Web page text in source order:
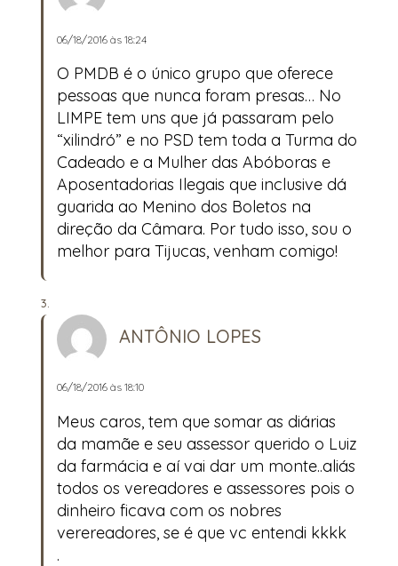
06/18/2016 às 18:24
O PMDB é o único grupo que oferece
pessoas que nunca foram presas… No
LIMPE tem uns que já passaram pelo
“xilindró” e no PSD tem toda a Turma do
Cadeado e a Mulher das Abóboras e
Aposentadorias Ilegais que inclusive dá
guarida ao Menino dos Boletos na
direção da Câmara. Por tudo isso, sou o
melhor para Tijucas, venham comigo!
ANTÔNIO LOPES
06/18/2016 às 18:10
Meus caros, tem que somar as diárias
da mamãe e seu assessor querido o Luiz
da farmácia e aí vai dar um monte..aliás
todos os vereadores e assessores pois o
dinheiro ficava com os nobres
verereadores, se é que vc entendi kkkk
.